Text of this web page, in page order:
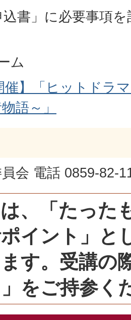
込書」に必要事項
ム
催】「ヒットドラ
語～」
会 電話 0859-82-
、「たった
ポイント」と
す。受講の
をご持参く